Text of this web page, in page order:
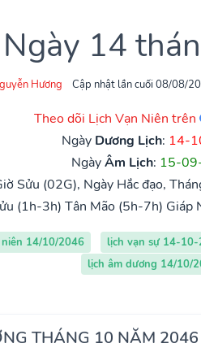
14
Hương Cập nhật lần cuối 08/08/
Theo dõi Lịch Vạn Niên trên
Ngày Dương Lịch: 14-
NgàyÂm Lịch: 15-
Sửu (02G), Ngày Hắc đạo,
(1h-3h) Tân Mão (5h-7h) Giáp
14/10/2046 lịch vạn sự 14-
lịch âm dương 14/10/
THÁNG 10 NĂM 2046